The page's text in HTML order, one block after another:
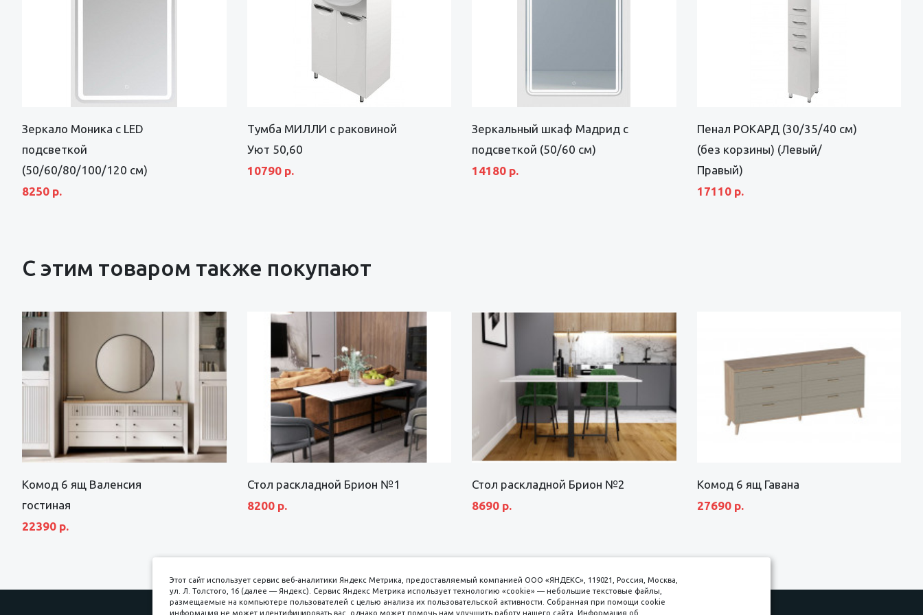
Зеркало Моника с LED
подсветкой
(50/60/80/100/120 см)
8250 р.
Тумба МИЛЛИ с раковиной
Уют 50,60
10790 р.
Зеркальный шкаф Мадрид с
подсветкой (50/60 см)
14180 р.
Пенал РОКАРД (30/35/40 см)
(без корзины) (Левый/
Правый)
17110 р.
С этим товаром также покупают
Комод 6 ящ Валенсия
гостиная
22390 р.
Стол раскладной Брион №1
8200 р.
Стол раскладной Брион №2
8690 р.
Комод 6 ящ Гавана
27690 р.
Этот сайт использует сервис веб-аналитики Яндекс Метрика, предоставляемый компанией ООО «ЯНДЕКС», 119021, Россия, Москва,
ул. Л. Толстого, 16 (далее — Яндекс). Сервис Яндекс Метрика использует технологию «cookie» — небольшие текстовые файлы,
размещаемые на компьютере пользователей с целью анализа их пользовательской активности. Собранная при помощи cookie
информация не может идентифицировать вас, однако может помочь нам улучшить работу нашего сайта. Информация об